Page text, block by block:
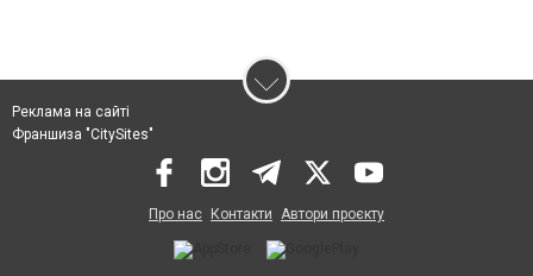
Реклама на сайті
Франшиза "CitySites"
Про нас Контакти Автори проєкту